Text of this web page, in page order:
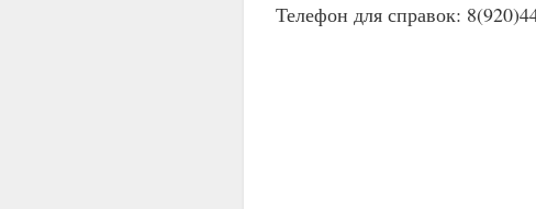
Телефон для справок: